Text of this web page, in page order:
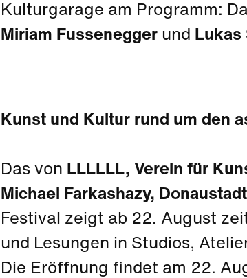
Kulturgarage am Programm:
Miriam Fussenegger und Lukas
Kunst und Kultur rund um den
Das von LLLLLL, Verein für
Michael Farkashazy,
Festival zeigt ab 22. August
und Lesungen in Studios,
Die Eröffnung findet am 22.